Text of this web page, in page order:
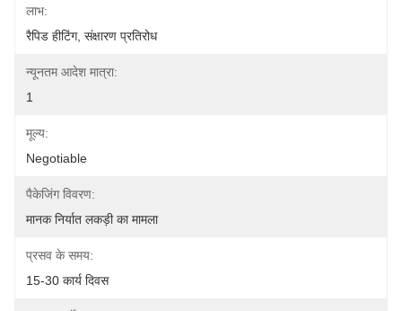
लाभ:
रैपिड हीटिंग, संक्षारण प्रतिरोध
न्यूनतम आदेश मात्रा:
1
मूल्य:
Negotiable
पैकेजिंग विवरण:
मानक निर्यात लकड़ी का मामला
प्रसव के समय:
15-30 कार्य दिवस